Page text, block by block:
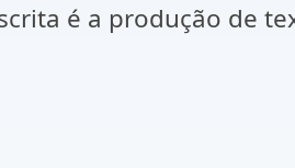
é a produção de